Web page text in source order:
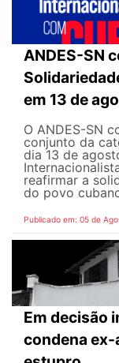
ANDES-SN
em 13 de
O ANDES-SN
conjunto da
dia 13 de
reafirmar a
do povo
Publicado em: 05 de
Em decisão
condena